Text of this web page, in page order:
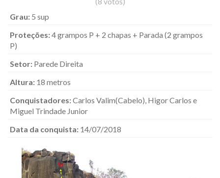
Grau: 5 sup
Proteções:4 grampos P + 2 chapas + Parada (2 grampos
P)
Setor: Parede Direita
Altura: 18 metros
Conquistadores:Carlos Valim(Cabelo), Higor Carlos e
Miguel Trindade Junior
Data da conquista: 14/07/2018